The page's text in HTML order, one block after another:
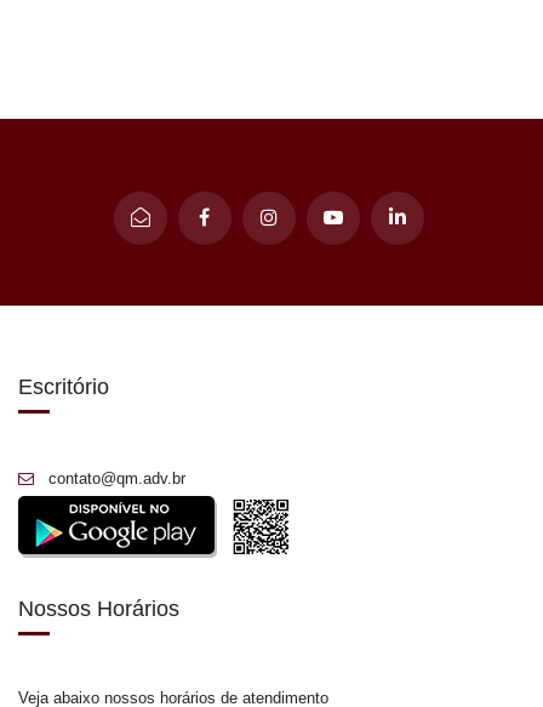
Escritório
contato@qm.adv.br
Nossos Horários
Veja abaixo nossos horários de atendimento